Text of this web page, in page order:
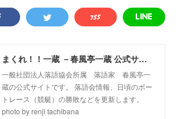
まくれ！！一蔵 －春風亭一蔵 公式サイト－
一般社団法人落語協会所属 落語家 春風亭一
蔵の公式サイトです。 落語会情報、日頃のボー
トレース（競艇）の勝敗などを更新します。
photo by renji tachibana